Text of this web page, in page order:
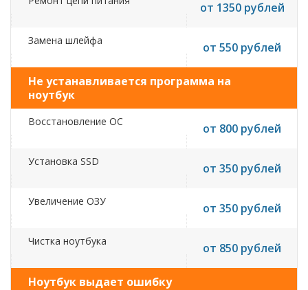
от 1350 рублей
Замена шлейфа от 550 рублей
Не устанавливается программа на
ноутбук
Восстановление ОС от 800 рублей
Установка SSD от 350 рублей
Увеличение ОЗУ от 350 рублей
Чистка ноутбука от 850 рублей
Ноутбук выдает ошибку